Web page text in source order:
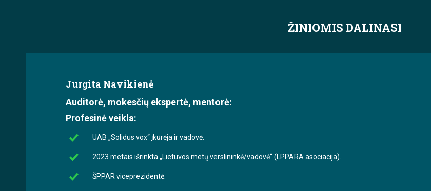
ŽINIOMIS DALINASI
Jurgita Navikienė
Auditorė, mokesčių ekspertė, mentorė:
Profesinė veikla:
UAB „Solidus vox“ įkūrėja ir vadovė.
2023 metais išrinkta „Lietuvos metų verslininkė/vadovė“ (LPPARA asociacija).
ŠPPAR viceprezidentė.